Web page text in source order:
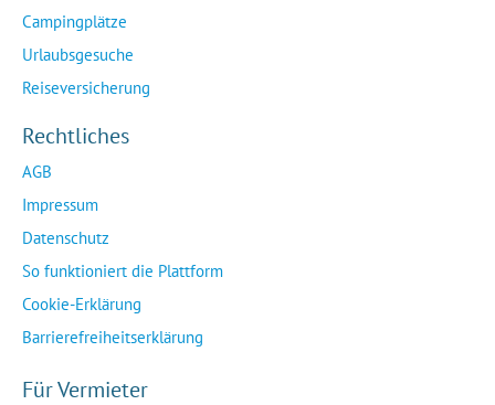
Campingplätze
Urlaubsgesuche
Reiseversicherung
Rechtliches
AGB
Impressum
Datenschutz
So funktioniert die Plattform
Cookie-Erklärung
Barrierefreiheitserklärung
Für Vermieter